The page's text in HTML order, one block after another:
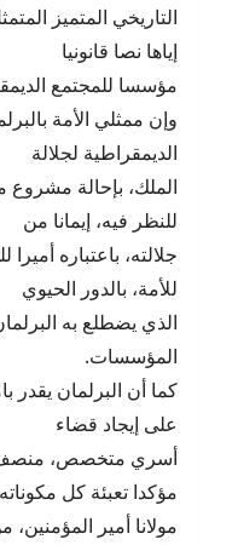
التاريخي المتميز
إياها نصا قانونيا
مؤسسا للمجتمع
وإن ممثلي الأمة
الديمقراطية لجلالة
الملك، بإحالة
للنظر فيه، إيمانا من
جلالته، باعتباره
للأمة، بالدور الحيوي
الذي يضطلع به
المؤسسات.
كما أن البرلمان يقدر
على إيجاد قضاء
أسري متخصص،
مؤكدا تعبئة كل
مولانا أمير